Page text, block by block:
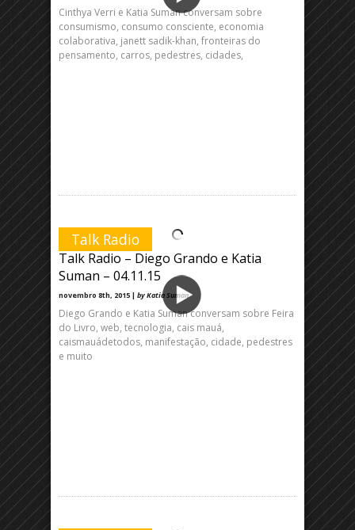
Cinthya Verri e Katia Suman conversam sobre
consumismo, consumo consciente, economia
colaborativa, janett sadik-khan, fronteiras do
pensamento, carros, pedestres, cidades,
Talk Radio
Talk Radio – Diego Grando e Katia
Suman – 04.11.15
novembro 8th, 2015 | by Katia Suman
Diego Grando e Katia Suman conversam sobre Feira
do Livro, web, tecnologia, cais mauá,
caismauádetodos, manifestação, cidade, pedestres
e muito